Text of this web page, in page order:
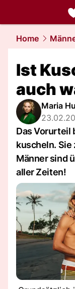
liebe.
Home
Ist
auch
Maria
Das Vorurteil
kuscheln. Sie
Männer sind
aller Zeiten!